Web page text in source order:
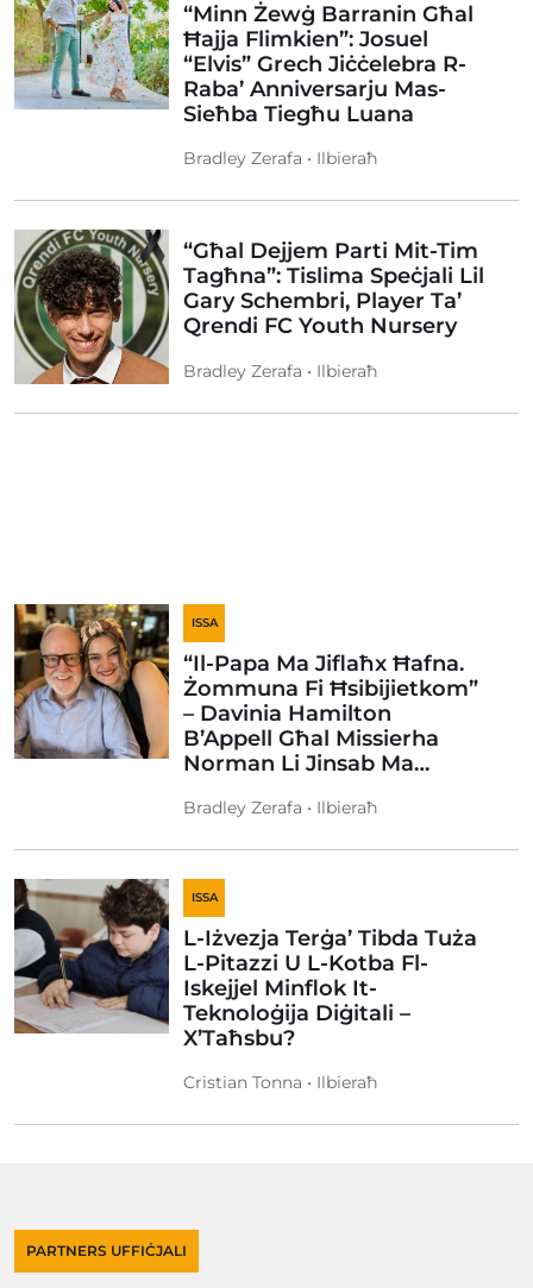
“Minn Żewġ Barranin Għal
Ħajja Flimkien”: Josuel
“Elvis” Grech Jiċċelebra R-
Raba’ Anniversarju Mas-
Sieħba Tiegħu Luana
Bradley Zerafa • Ilbieraħ
“Għal Dejjem Parti Mit-Tim
Tagħna”: Tislima Speċjali Lil
Gary Schembri, Player Ta’
Qrendi FC Youth Nursery
Bradley Zerafa • Ilbieraħ
ISSA
“Il-Papa Ma Jiflaħx Ħafna.
Żommuna Fi Ħsibijietkom”
– Davinia Hamilton
B’Appell Għal Missierha
Norman Li Jinsab Ma…
Bradley Zerafa • Ilbieraħ
ISSA
L-Iżvezja Terġa’ Tibda Tuża
L-Pitazzi U L-Kotba Fl-
Iskejjel Minflok It-
Teknoloġija Diġitali –
X’Taħsbu?
Cristian Tonna • Ilbieraħ
PARTNERS UFFIĊJALI